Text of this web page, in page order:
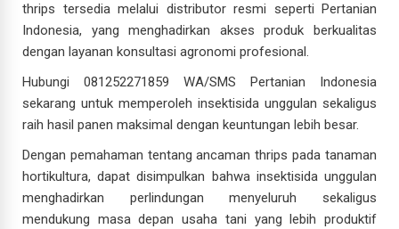
thrips tersedia melalui distributor resmi seperti Pertanian
Indonesia, yang menghadirkan akses produk berkualitas
dengan layanan konsultasi agronomi profesional.
Hubungi 081252271859 WA/SMS Pertanian Indonesia
sekarang untuk memperoleh insektisida unggulan sekaligus
raih hasil panen maksimal dengan keuntungan lebih besar.
Dengan pemahaman tentang ancaman thrips pada tanaman
hortikultura, dapat disimpulkan bahwa insektisida unggulan
menghadirkan perlindungan menyeluruh sekaligus
mendukung masa depan usaha tani yang lebih produktif